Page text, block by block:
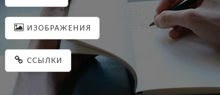
ИЗОБРАЖЕНИЯ
ССЫЛКИ